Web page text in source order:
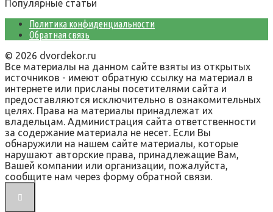
Популярные статьи
Политика конфиденциальности
Обратная связь
© 2026 dvordekor.ru
Все материалы на данном сайте взяты из открытых
источников - имеют обратную ссылку на материал в
интернете или присланы посетителями сайта и
предоставляются исключительно в ознакомительных
целях. Права на материалы принадлежат их
владельцам. Администрация сайта ответственности
за содержание материала не несет. Если Вы
обнаружили на нашем сайте материалы, которые
нарушают авторские права, принадлежащие Вам,
Вашей компании или организации, пожалуйста,
сообщите нам через форму обратной связи.